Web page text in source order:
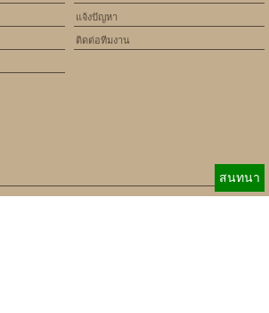
แจ้งปัญหา
ติดต่อทีมงาน
สนทนา